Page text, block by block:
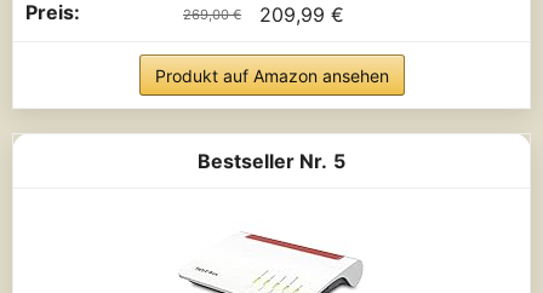
269,00 € 209,99 €
Produkt auf Amazon ansehen
5